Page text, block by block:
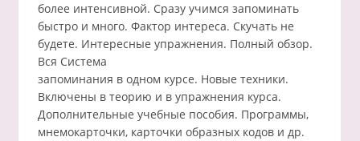
более интенсивной. Сразу учимся запоминать
быстро и много. Фактор интереса. Скучать не
будете. Интересные упражнения. Полный обзор.
Вся Система
запоминания в одном курсе. Новые техники.
Включены в теорию и в упражнения курса.
Дополнительные учебные пособия. Программы,
мнемокарточки, карточки образных кодов и др.